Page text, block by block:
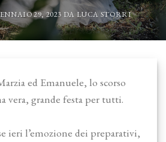
29, 2023 DA LUCA STORRI
ed Emanuele, lo scorso
vera, grande festa per tutti.
ieri l’emozione dei preparativi,